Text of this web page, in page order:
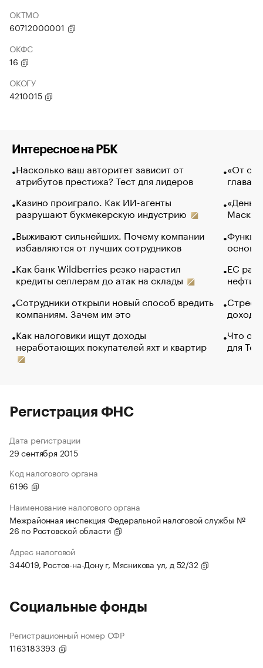
ОКТМО
60712000001
ОКФС
16
ОКОГУ
4210015
Интересное на РБК
Насколько ваш авторитет зависит от
атрибутов престижа? Тест для лидеров
Казино проиграло. Как ИИ-агенты
разрушают букмекерскую индустрию
Выживают сильнейших. Почему компании
избавляются от лучших сотрудников
Как банк Wildberries резко нарастил
кредиты селлерам до атак на склады
Сотрудники открыли новый способ вредить
компаниям. Зачем им это
Как налоговики ищут доходы
неработающих покупателей яхт и квартир
«От
глава
Маск в
основ
ЕС
нефти
Что
для
Регистрация ФНС
Дата регистрации
29 сентября 2015
Код налогового органа
6196
Наименование налогового органа
Межрайонная инспекция Федеральной налоговой службы №
26 по Ростовской области
Адрес налоговой
344019, Ростов-на-Дону г, Мясникова ул, д 52/32
Социальные фонды
Регистрационный номер СФР
1163183393